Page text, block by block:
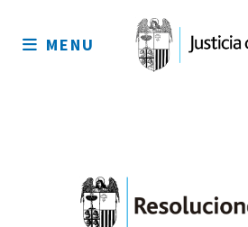
sitio
MENU